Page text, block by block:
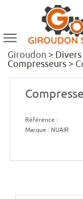
Giroudon >
Compresseurs >
Référence :
Marque : NUAIR